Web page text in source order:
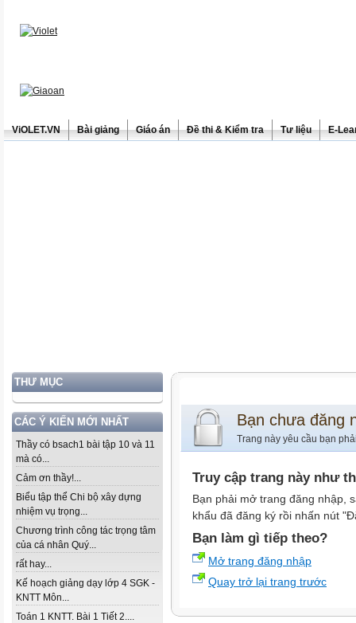
ViOLET.VN Bài giảng Giáo án Đề thi & Kiểm tra Tư liệu E-
THƯ MỤC
CÁC Ý KIẾN MỚI NHẤT
Thầy có bsach1 bài tập 10 và 11
mà có...
Cảm ơn thầy!...
Biểu tập thể Chi bộ xây dựng
nhiệm vụ trọng...
Chương trình công tác trọng tâm
của cá nhân Quý...
rất hay...
Kế hoạch giảng dạy lớp 4 SGK -
KNTT Môn...
Toán 1 KNTT. Bài 1 Tiết 2....
Bạn chưa đăng
Trang này yêu cầu bạn
Truy cập trang này như
Bạn phải mở trang đăng nhập,
khẩu đã đăng ký rồi nhấn nút
Bạn làm gì tiếp theo?
Mở trang đăng nhập
Quay trở lại trang trước